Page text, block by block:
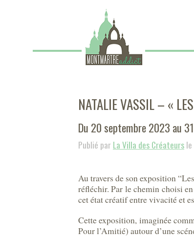
NATALIE VASSIL – «
Du 20 septembre 2023 au
Publié parLa Villa des Créateurs
Au travers de son exposition
réfléchir. Par le chemin choisi
cet état créatif entre vivacité et
Cette exposition, imaginée
Pour l’Amitié) autour d’une